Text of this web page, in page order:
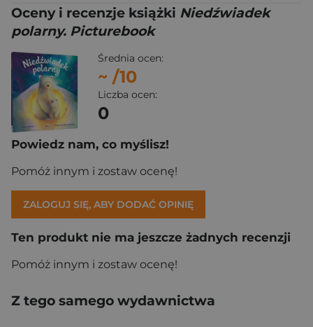
Oceny i recenzje książki Niedźwiadek
polarny. Picturebook
Średnia ocen:
~ /10
Liczba ocen:
0
Powiedz nam, co myślisz!
Pomóż innym i zostaw ocenę!
ZALOGUJ SIĘ, ABY DODAĆ OPINIĘ
Ten produkt nie ma jeszcze żadnych recenzji
Pomóż innym i zostaw ocenę!
Z tego samego wydawnictwa